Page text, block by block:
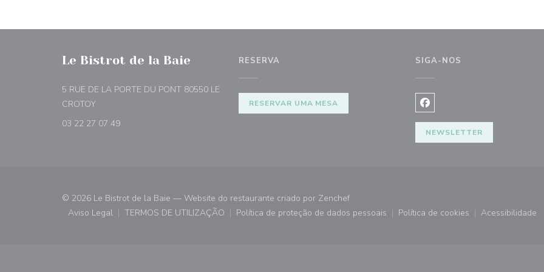
Le Bistrot de la Baie
5 RUE DE LA PORTE DU PONT 80550 LE
CROTOY((abre numa nova janela))
03 22 27 07 49
RESERVA
RESERVAR UMA MESA
SIGA-NOS
Facebook ((abre numa nova
NEWSLETTER
© 2026 Le Bistrot de la Baie — Website do restaurante criado por Zenchef((abre numa nova janela))
Aviso Legal
((abre numa nova janela))
TERMOS DE UTILIZAÇÃO
((abre numa nova janela))
Política de proteção de dados pessoais
((abre numa nova janela))
Política de cookies
((abre numa nova janela))
Acessibilidade
((abre